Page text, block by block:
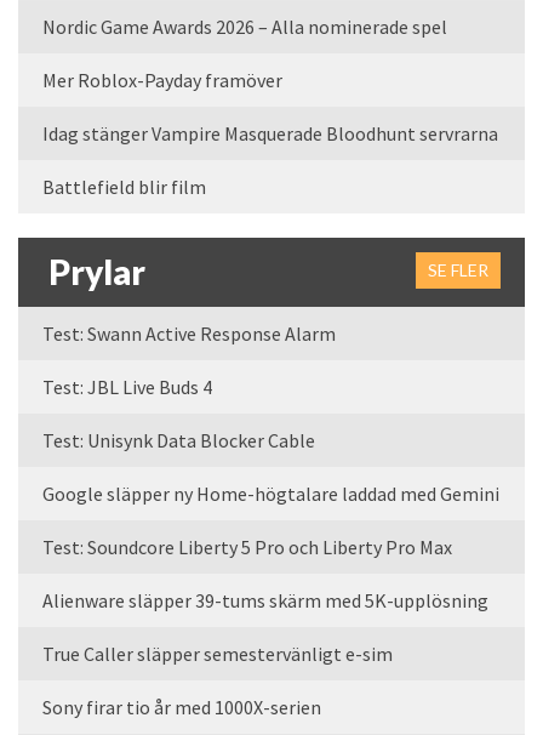
Nordic Game Awards 2026 – Alla nominerade spel
Mer Roblox-Payday framöver
Idag stänger Vampire Masquerade Bloodhunt servrarna
Battlefield blir film
Prylar SE FLER
Test: Swann Active Response Alarm
Test: JBL Live Buds 4
Test: Unisynk Data Blocker Cable
Google släpper ny Home-högtalare laddad med Gemini
Test: Soundcore Liberty 5 Pro och Liberty Pro Max
Alienware släpper 39-tums skärm med 5K-upplösning
True Caller släpper semestervänligt e-sim
Sony firar tio år med 1000X-serien